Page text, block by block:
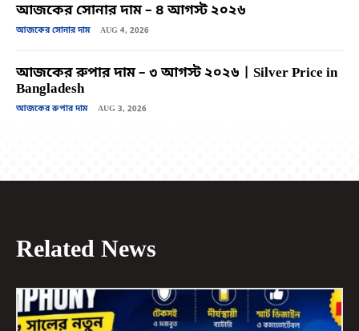
আজকের সোনার দাম – ৪ আগস্ট ২০২৬
আজকের সোনার দাম AUG 4, 2026
আজকের রুপার দাম – ৩ আগস্ট ২০২৬ | Silver Price in
Bangladesh
আজকের রুপার দাম AUG 3, 2026
Related News